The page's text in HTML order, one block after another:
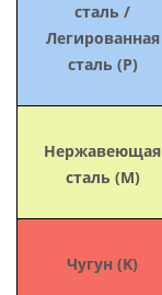
сталь /
Легированная
сталь (P)
Нержавеющая
сталь (M)
Чугун (K)